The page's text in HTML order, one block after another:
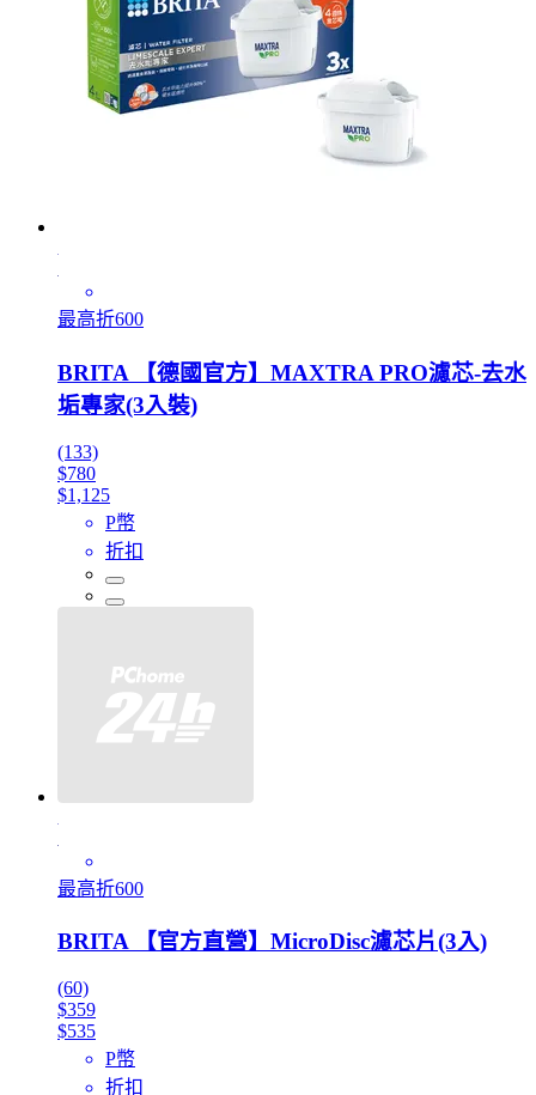
最高折600
BRITA 【德國官方】MAXTRA PRO濾芯-去水
垢專家(3入裝)
(133)
$780
$1,125
P幣
折扣
最高折600
BRITA 【官方直營】MicroDisc濾芯片(3入)
(60)
$359
$535
P幣
折扣